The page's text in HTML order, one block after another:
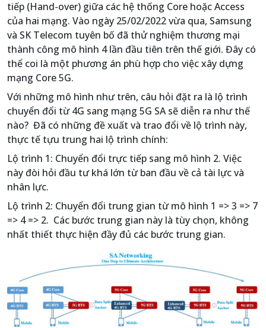
tiếp (Hand-over) giữa các hệ thống Core hoặc Access
của hai mạng. Vào ngày 25/02/2022 vừa qua, Samsung
và SK Telecom tuyên bố đã thử nghiệm thương mại
thành công mô hình 4 lần đầu tiên trên thế giới. Đây có
thể coi là một phương án phù hợp cho việc xây dựng
mạng Core 5G.
Với những mô hình như trên, câu hỏi đặt ra là lộ trình
chuyển đổi từ 4G sang mạng 5G SA sẽ diễn ra như thế
nào? Đã có những đề xuất và trao đổi về lộ trình này,
thực tế tựu trung hai lộ trình chính:
Lộ trình 1: Chuyển đổi trực tiếp sang mô hình 2. Việc
này đòi hỏi đầu tư khá lớn từ ban đầu về cả tài lực và
nhân lực.
Lộ trình 2: Chuyển đổi trung gian từ mô hình 1 => 3 => 7
=> 4 => 2. Các bước trung gian này là tùy chọn, không
nhất thiết thực hiện đầy đủ các bước trung gian.